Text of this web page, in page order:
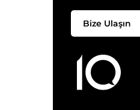
Hakkımızda
Bize Ulaşın